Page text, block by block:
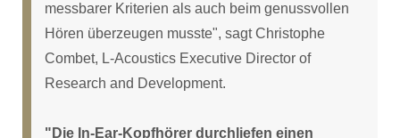
messbarer Kriterien als auch beim genussvollen
Hören überzeugen musste", sagt Christophe
Combet, L-Acoustics Executive Director of
Research and Development.
"Die In-Ear-Kopfhörer durchliefen einen